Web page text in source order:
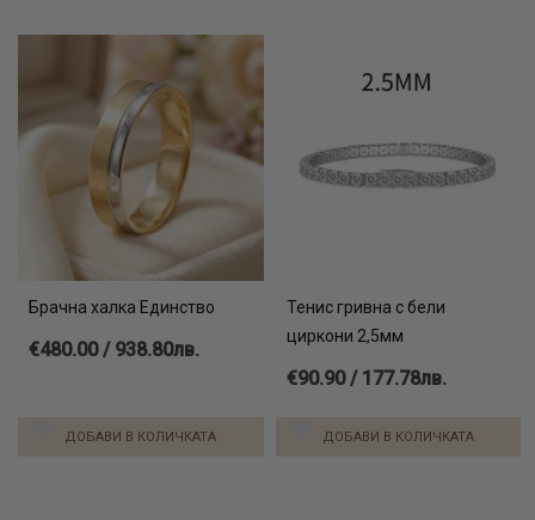
Брачна халка Единство
€480.00 / 938.80лв.
ДОБАВИ В КОЛИЧКАТА
Тенис гривна с бели
циркони 2,5мм
€90.90 / 177.78лв.
ДОБАВИ В КОЛИЧКАТА